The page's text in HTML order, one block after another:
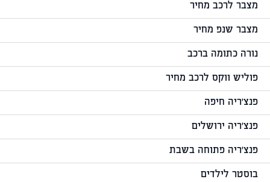
מצבר לרכב מחיר
מצבר שנפ מחיר
נורה כתומה ברכב
פוליש ווקס לרכב מחיר
פנצ'ריה חיפה
פנצ'ריה ירושלים
פנצ'ריה פתוחה בשבת
בוסטר לילדים